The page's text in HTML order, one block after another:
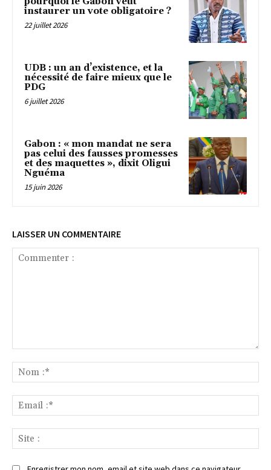
instaurer un vote obligatoire ?
22 juillet 2026
UDB : un an d’existence, et la
nécessité de faire mieux que le
PDG
6 juillet 2026
Gabon : « mon mandat ne sera
pas celui des fausses promesses
et des maquettes », dixit Oligui
Nguéma
15 juin 2026
LAISSER UN COMMENTAIRE
:*
:*
: